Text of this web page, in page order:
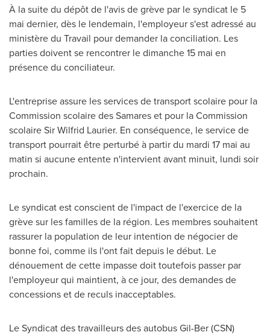
À la suite du dépôt de l'avis de grève par le syndicat le 5
mai dernier, dès le lendemain, l'employeur s'est adressé au
ministère du Travail pour demander la conciliation. Les
parties doivent se rencontrer le dimanche 15 mai en
présence du conciliateur.
L'entreprise assure les services de transport scolaire pour la
Commission scolaire des Samares et pour la Commission
scolaire SirWilfrid Laurier. En conséquence, le service de
transport pourrait être perturbé à partir du mardi 17 mai au
matin si aucune entente n'intervient avant minuit, lundi soir
prochain.
Le syndicat est conscient de l'impact de l'exercice de la
grève sur les familles de la région. Les membres souhaitent
rassurer la population de leur intention de négocier de
bonne foi, comme ils l'ont fait depuis le début. Le
dénouement de cette impasse doit toutefois passer par
l'employeur qui maintient, à ce jour, des demandes de
concessions et de reculs inacceptables.
Le Syndicatdes travailleurs des autobus Gil-Ber (CSN)